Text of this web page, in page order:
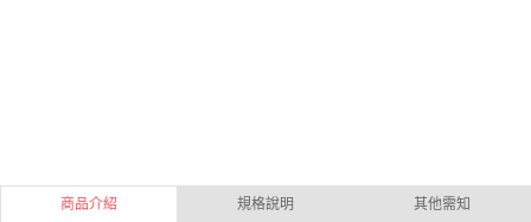
商品介紹 規格說明 其他需知